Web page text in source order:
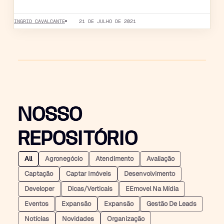
INGRID CAVALCANTE 21 DE JULHO DE 2021
NOSSO
REPOSITÓRIO
All Agronegócio Atendimento
Avaliação
Captação
Captar Imóveis
Desenvolvimento
Developer
Dicas/verticais
EEmovel Na Mídia
Eventos
Expansão Expansão
Gestão De Leads
Notícias
Novidades
Organização